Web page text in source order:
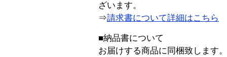
ざいます。
⇒請求書について詳細はこちら
■納品書について
お届けする商品に同梱致します。